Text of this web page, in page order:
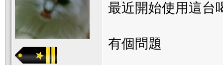
最近開始使用這台
有個問題